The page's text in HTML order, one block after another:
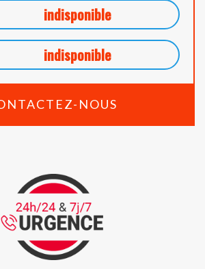
indisponible
indisponible
NOUS